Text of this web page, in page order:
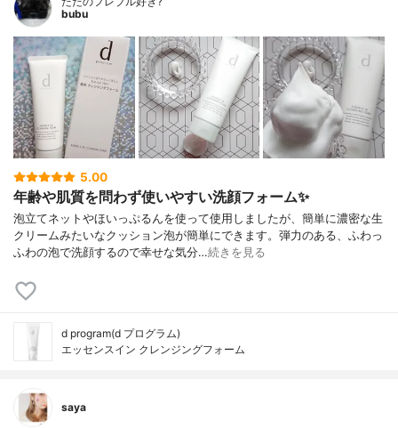
bubu
5.00
年齢や肌質を問わず使いやすい洗顔フォーム✨
泡立てネットやほいっぷるんを使って使用しましたが、簡単に濃密な生
クリームみたいなクッション泡が簡単にできます。弾力のある、ふわっ
ふわの泡で洗顔するので幸せな気分…続きを見る
d program(d プログラム)
エッセンスイン クレンジングフォーム
saya